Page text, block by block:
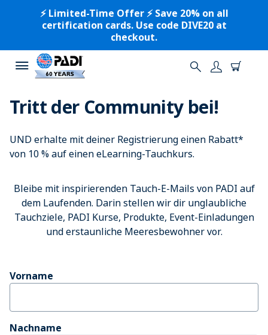
⚡️ Limited-Time Offer ⚡️ Save 20% on all
certification cards. Use code DIVE20 at
checkout.
Tritt der Community bei!
UND erhalte mit deiner Registrierung einen Rabatt*
von 10 % auf einen eLearning-Tauchkurs.
Bleibe mit inspirierenden Tauch-E-Mails von PADI auf
dem Laufenden. Darin stellen wir dir unglaubliche
Tauchziele, PADI Kurse, Produkte, Event-Einladungen
und erstaunliche Meeresbewohner vor.
Vorname
Nachname